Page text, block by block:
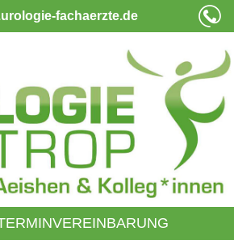
fachaerzte.de